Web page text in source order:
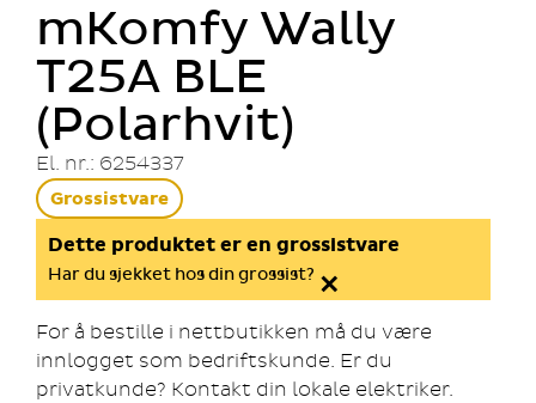
mKomfy Wally
T25A BLE
(Polarhvit)
El. nr.: 6254337
Grossistvare
Dette produktet er en grossistvare
Har du sjekket hos din grossist? ×
For å bestille i nettbutikken må du være
innlogget som bedriftskunde. Er du
privatkunde? Kontakt din lokale elektriker.